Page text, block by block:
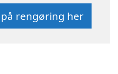
rengøring her